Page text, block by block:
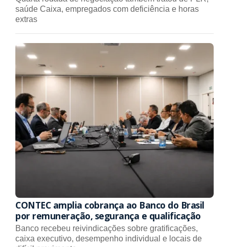
saúde Caixa, empregados com deficiência e horas
extras
CONTEC amplia cobrança ao Banco do Brasil
por remuneração, segurança e qualificação
Banco recebeu reivindicações sobre gratificações,
caixa executivo, desempenho individual e locais de